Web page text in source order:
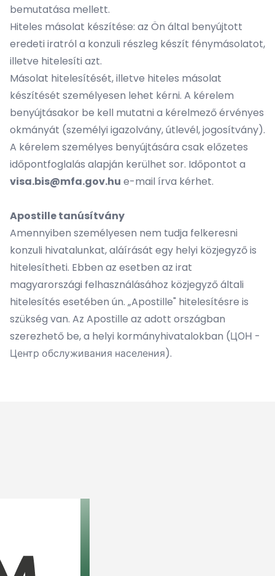
bemutatása mellett.
Hiteles másolat készítése: az Ön által benyújtott
eredeti iratról a konzuli részleg készít fénymásolatot,
illetve hitelesíti azt.
Másolat hitelesítését, illetve hiteles másolat
készítését személyesen lehet kérni. A kérelem
benyújtásakor be kell mutatni a kérelmező érvényes
okmányát (személyi igazolvány, útlevél, jogosítvány).
A kérelem személyes benyújtására csak előzetes
időpontfoglalás alapján kerülhet sor. Időpontot a
visa.bis@mfa.gov.hu e-mail írva kérhet.
Apostille tanúsítvány
Amennyiben személyesen nem tudja felkeresni
konzuli hivatalunkat, aláírását egy helyi közjegyző is
hitelesítheti. Ebben az esetben az irat
magyarországi felhasználásához közjegyző általi
hitelesítés esetében ún. „Apostille" hitelesítésre is
szükség van. Az Apostille az adott országban
szerezhető be, a helyi kormányhivatalokban (ЦОН -
Центр обслуживания населения).